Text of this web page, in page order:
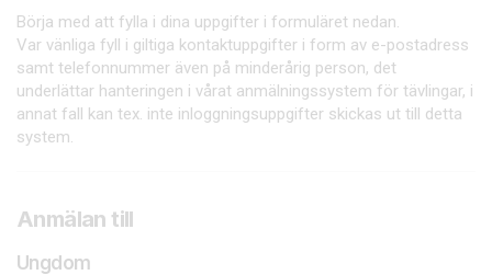
Börja med att fylla i dina uppgifter i formuläret nedan.
Var vänliga fyll i giltiga kontaktuppgifter i form av e-postadress
samt telefonnummer även på minderårig person, det
underlättar hanteringen i vårat anmälningssystem för tävlingar, i
annat fall kan tex. inte inloggningsuppgifter skickas ut till detta
system.
Anmälan till
Ungdom